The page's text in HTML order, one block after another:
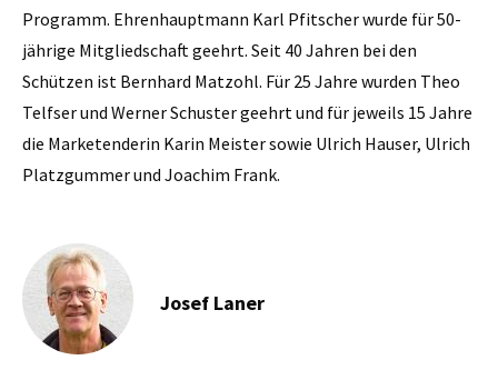
Programm. Ehrenhauptmann Karl Pfitscher wurde für 50-
jährige Mitgliedschaft geehrt. Seit 40 Jahren bei den
Schützen ist Bernhard Matzohl. Für 25 Jahre wurden Theo
Telfser und Werner Schuster geehrt und für jeweils 15 Jahre
die Marketenderin Karin Meister sowie Ulrich Hauser, Ulrich
Platzgummer und Joachim Frank.
Josef Laner